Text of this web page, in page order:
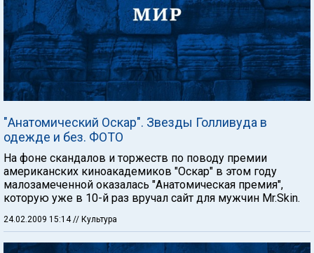
"Анатомический Оскар". Звезды Голливуда в
одежде и без. ФОТО
На фоне скандалов и торжеств по поводу премии
американских киноакадемиков "Оскар" в этом году
малозамеченной оказалась "Анатомическая премия",
которую уже в 10-й раз вручал сайт для мужчин Mr.Skin.
24.02.2009 15:14 // Культура